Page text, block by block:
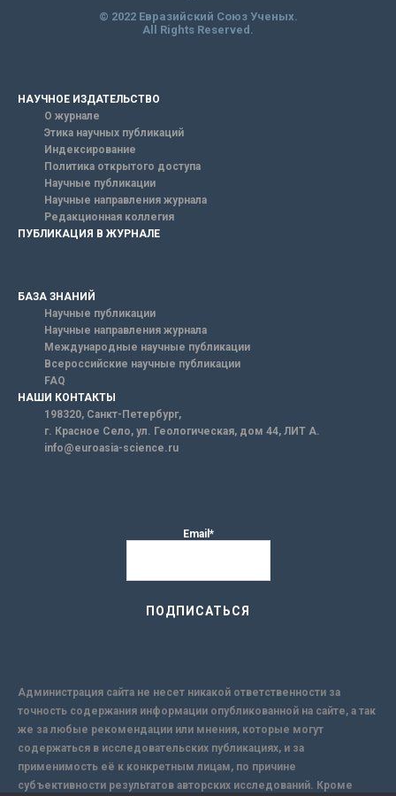
© 2022 Евразийский Союз Ученых.
All Rights Reserved.
НАУЧНОЕ ИЗДАТЕЛЬСТВО
О журнале
Этика научных публикаций
Индексирование
Политика открытого доступа
Научные публикации
Научные направления журнала
Редакционная коллегия
ПУБЛИКАЦИЯ В ЖУРНАЛЕ
БАЗА ЗНАНИЙ
Научные публикации
Научные направления журнала
Международные научные публикации
Всероссийские научные публикации
FAQ
НАШИ КОНТАКТЫ
198320, Санкт-Петербург,
г. Красное Село, ул. Геологическая, дом 44, ЛИТ А.
info@euroasia-science.ru
Email*
Администрация сайта не несет никакой ответственности за
точность содержания информации опубликованной на сайте, а так
же за любые рекомендации или мнения, которые могут
содержаться в исследовательских публикациях, и за
применимость её к конкретным лицам, по причине
субъективности результатов авторских исследований. Кроме